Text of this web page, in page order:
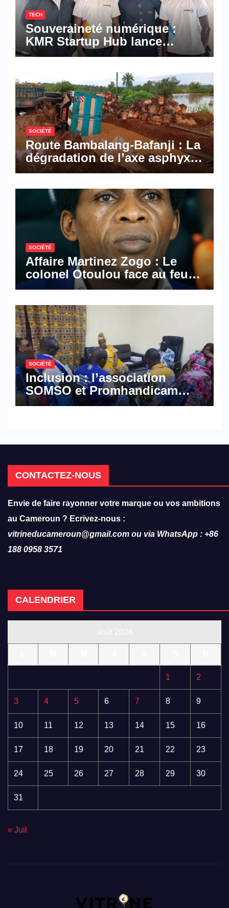
TECH
Souveraineté numérique :
KMR Startup Hub lance
Pyramid Browser et Pyramid
numériques made in
Cameroon
SOCIÉTÉ
Route Bambalang-Bafanji : La
dégradation de l’axe asphyxie
les activités économiques
SOCIÉTÉ
Affaire Martinez Zogo : Le
colonel Otoulou face au feu
croisé des avocats de la
SOCIÉTÉ
Inclusion : l’association
SOMSO et Promhandicam
militent en faveur d’une
CONTACTEZ-NOUS
Envie de faire rayonner votre marque ou vos ambitions
au Cameroun ? Ecrivez-nous :
vitrineducameroun@gmail.com ou via WhatsApp : +86
188 0958 3571
CALENDRIER
1 2
3 4 5 6 7 8 9
10 11 12 13 14 15 16
17 18 19 20 21 22 23
24 25 26 27 28 29 30
31
« Juil